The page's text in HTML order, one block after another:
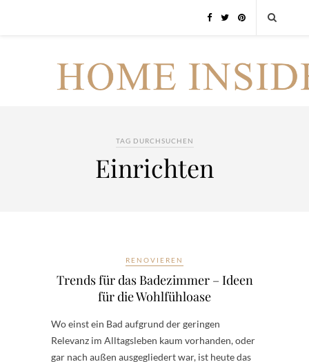
TAG DURCHSUCHEN
Einrichten
RENOVIEREN
Trends für das Badezimmer – Ideen
für die Wohlfühloase
Wo einst ein Bad aufgrund der geringen
Relevanz im Alltagsleben kaum vorhanden, oder
gar nach außen ausgegliedert war, ist heute das